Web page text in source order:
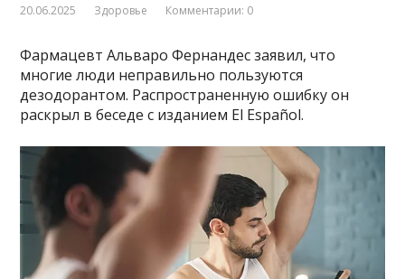
20.06.2025 Здоровье Комментарии: 0
Фармацевт Альваро Фернандес заявил, что
многие люди неправильно пользуются
дезодорантом. Распространенную ошибку он
раскрыл в беседе с изданием El Español.